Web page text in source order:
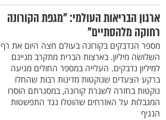
ארגון הבריאות העולמי: "מגפת הקורונה
רחוקה מלהסתיים"
מספר הנדבקים בקורונה בעולם חצה היום את רף
השלושה מיליון. בארצות הברית מתקרב מניינם
למיליון נדבקים. העלייה במספר החולים מגיעה
ברקע הצעדים שנוקטות מדינות רבות שהחלו
נוקטות בחזרה לשגרת קורונה, במסגרתם הוסרו
המגבלות על האזרחים שהוטלו נגד התפשטות
הנגיף